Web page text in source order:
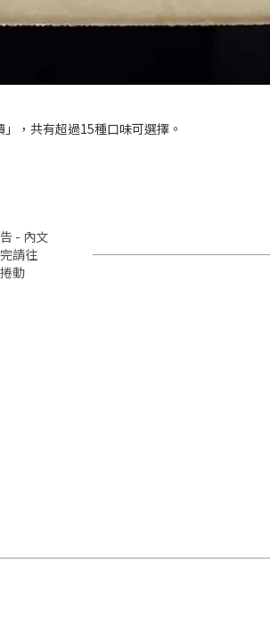
，共有超過15種口味可選擇。
- 內文
請往
動